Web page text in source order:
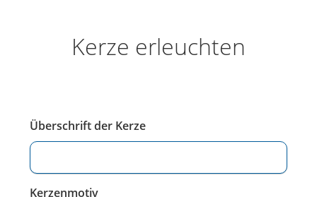
Kerze erleuchten
Überschrift der Kerze
Kerzenmotiv